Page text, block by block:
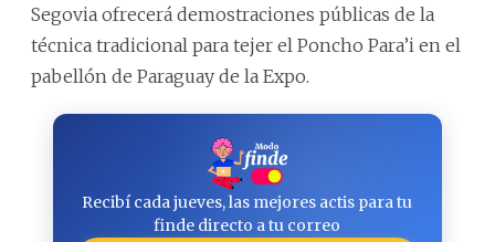
Segovia ofrecerá demostraciones públicas de la
técnica tradicional para tejer el Poncho Para’i en el
pabellón de Paraguay de la Expo.
Recibí cada jueves, las mejores actis para tu
finde directo a tu correo